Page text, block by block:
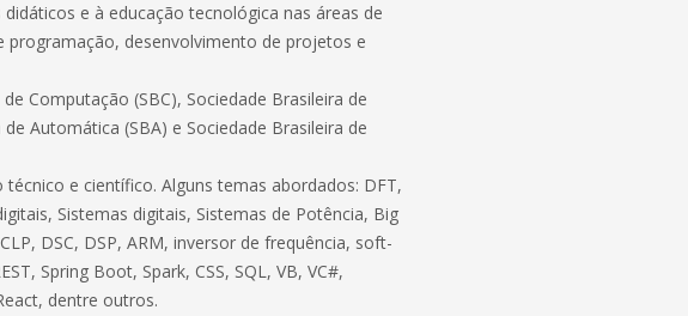
e à educação tecnológica nas áreas de
programação, desenvolvimento de projetos e
Computação (SBC), Sociedade Brasileira de
Automática (SBA) e Sociedade Brasileira de
e científico. Alguns temas abordados: DFT,
Sistemas digitais, Sistemas de Potência, Big
DSC, DSP, ARM, inversor de frequência, soft-
Spring Boot, Spark, CSS, SQL, VB, VC#,
dentre outros.